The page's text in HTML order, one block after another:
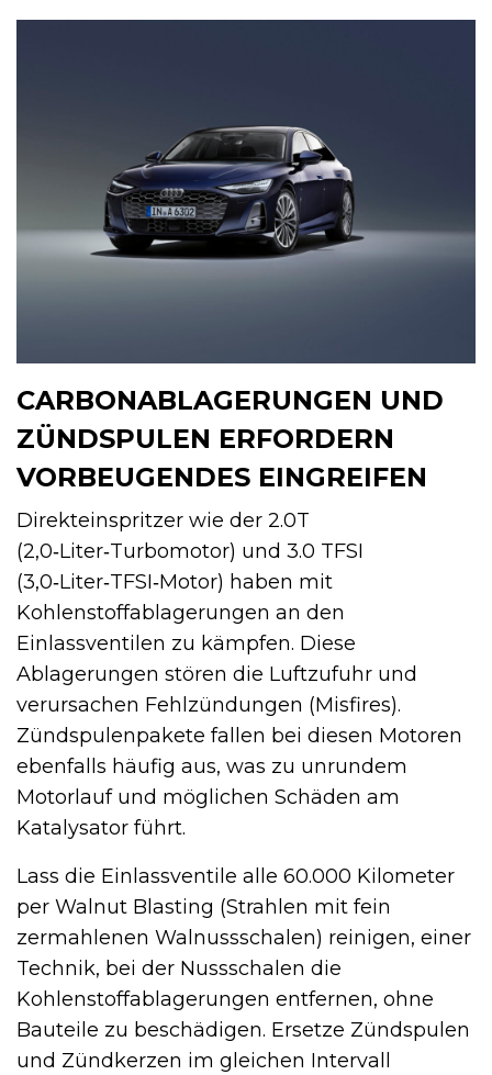
CARBONABLAGERUNGEN UND
ZÜNDSPULEN ERFORDERN
VORBEUGENDES EINGREIFEN
Direkteinspritzer wie der 2.0T
(2,0‑Liter‑Turbomotor) und 3.0 TFSI
(3,0‑Liter‑TFSI‑Motor) haben mit
Kohlenstoffablagerungen an den
Einlassventilen zu kämpfen. Diese
Ablagerungen stören die Luftzufuhr und
verursachen Fehlzündungen (Misfires).
Zündspulenpakete fallen bei diesen Motoren
ebenfalls häufig aus, was zu unrundem
Motorlauf und möglichen Schäden am
Katalysator führt.
Lass die Einlassventile alle 60.000 Kilometer
per Walnut Blasting (Strahlen mit fein
zermahlenen Walnussschalen) reinigen, einer
Technik, bei der Nussschalen die
Kohlenstoffablagerungen entfernen, ohne
Bauteile zu beschädigen. Ersetze Zündspulen
und Zündkerzen im gleichen Intervall